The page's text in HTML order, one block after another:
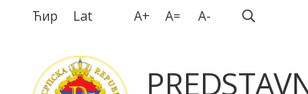
Ћир Lat A+ A= A-